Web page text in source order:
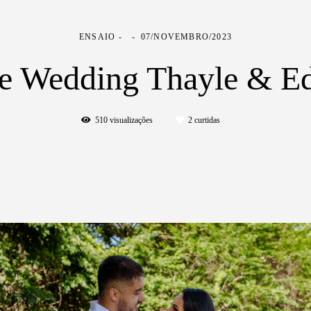
ENSAIO 07/NOVEMBRO/2023
Wedding Thayle &
510visualizações 2curtidas